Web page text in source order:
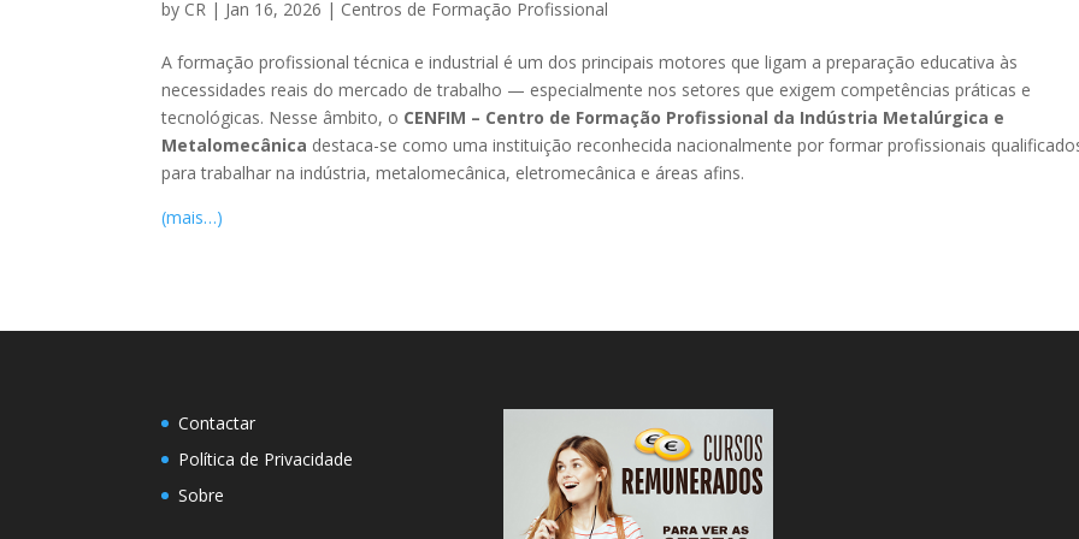
by CR | Jan 16, 2026 | Centros de Formação Profissional
A formação profissional técnica e industrial é um dos principais motores que ligam a preparação educativa às
necessidades reais do mercado de trabalho — especialmente nos setores que exigem competências práticas e
tecnológicas. Nesse âmbito, o CENFIM – Centro de Formação Profissional da Indústria Metalúrgica e
Metalomecânica destaca-se como uma instituição reconhecida nacionalmente por formar profissionais
para trabalhar na indústria, metalomecânica, eletromecânica e áreas afins.
(mais…)
Contactar
Política de Privacidade
Sobre